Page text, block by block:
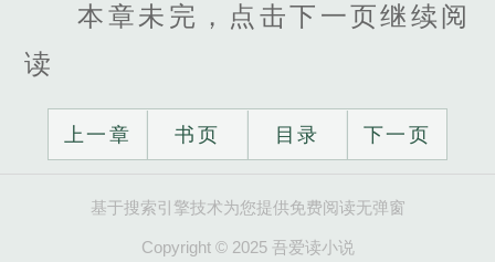
本章未完，点击下一页继续阅
读
上一章 书页 目录 下一页
基于搜索引擎技术为您提供免费阅读无弹窗
Copyright © 2025 吾爱读小说